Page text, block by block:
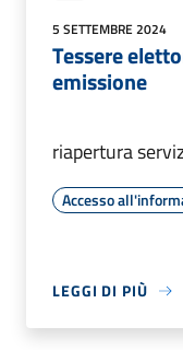
5 SETTEMBRE 2024
Tessere
emissione
riapertura
Accesso
LEGGI DI PIÙ